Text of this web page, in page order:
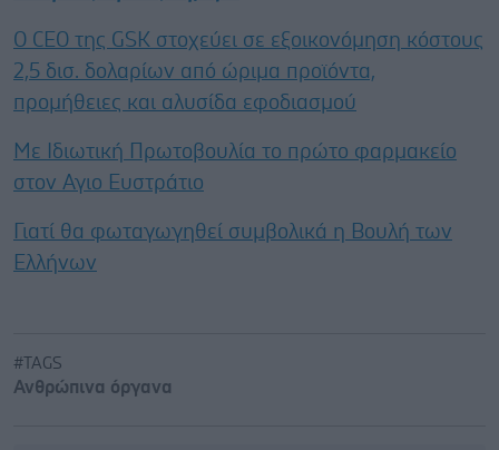
Ο CEO της GSK στοχεύει σε εξοικονόμηση κόστους
2,5 δισ. δολαρίων από ώριμα προϊόντα,
προμήθειες και αλυσίδα εφοδιασμού
Με Ιδιωτική Πρωτοβουλία το πρώτο φαρμακείο
στον Αγιο Ευστράτιο
Γιατί θα φωταγωγηθεί συμβολικά η Βουλή των
Ελλήνων
#TAGS
Ανθρώπινα όργανα